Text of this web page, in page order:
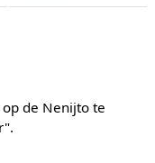
de Nenijto te